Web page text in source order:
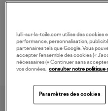
lulli-sur-la-toile.com utilise des cookies
performance, personnalisation,
partenaires tels que Google. Vous
accepter l’ensemble des cookies («
nécessaires (« Continuer sans accepter
vos données, consulter notre politique
Paramètres des cookies